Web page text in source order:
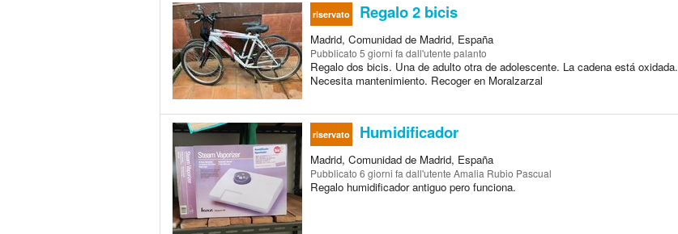
riservato Regalo 2 bicis
Madrid, Comunidad de Madrid, España
Pubblicato 5 giorni fa dall'utente palanto
Regalo dos bicis. Una de adulto otra de adolescente. La cadena está oxidada.
Necesita mantenimiento. Recoger en Moralzarzal
riservato Humidificador
Madrid, Comunidad de Madrid, España
Pubblicato 6 giorni fa dall'utente Amalia Rubio Pascual
Regalo humidificador antiguo pero funciona.